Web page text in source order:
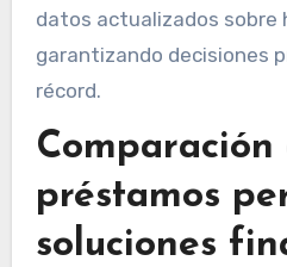
datos actualizados sobre
garantizando decisiones
récord.
Comparación
préstamos
soluciones